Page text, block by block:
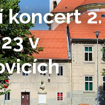
koncert 2.
v